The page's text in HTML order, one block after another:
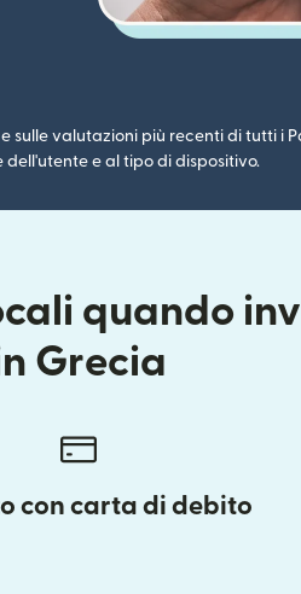
valutazioni più recenti di tutti i
dell'utente e al tipo di dispositivo.
quando
Grecia
con carta di debito